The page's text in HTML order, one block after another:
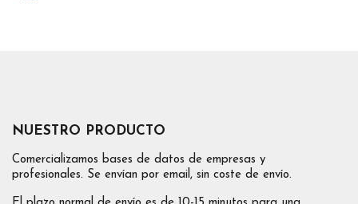
NUESTRO PRODUCTO
Comercializamos bases de datos de empresas y
profesionales. Se envían por email, sin coste de envío.